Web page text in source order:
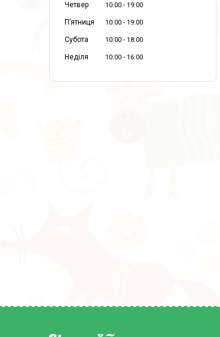
Четвер 10:00 19:00
Пʼятниця 10:00 19:00
Субота 10:00 18:00
Неділя 10:00 16:00